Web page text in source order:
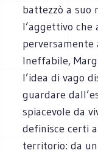
battezzò a suo
l’aggettivo che
perversamente
Ineffabile,
l’idea di vago
guardare
spiacevole da
definisce certi
territorio: da